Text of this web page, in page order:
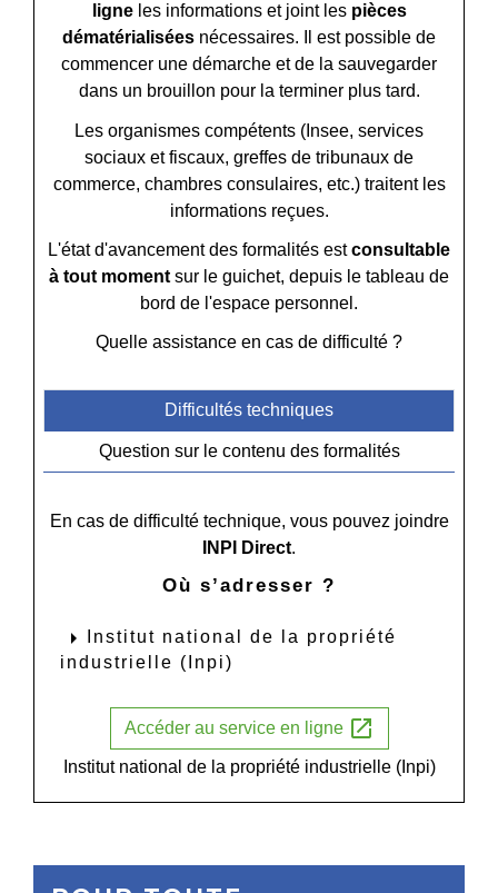
ligneles informations et joint les pièces
dématérialisées nécessaires. Il est possible de
commencer une démarche et de la sauvegarder
dans un brouillon pour la terminer plus tard.
Les organismes compétents (Insee, services
sociaux et fiscaux, greffes de tribunaux de
commerce, chambres consulaires, etc.) traitent les
informations reçues.
L'état d'avancement des formalités estconsultable
à tout moment sur le guichet, depuis le tableau de
bord de l'espace personnel.
Quelle assistance en cas de difficulté ?
Difficultés techniques
Question sur le contenu des formalités
En cas de difficulté technique, vous pouvez joindre
INPI Direct.
Où s’adresser ?
arrow_right
Institut national de la propriété
industrielle (Inpi)
Accéder au service en ligne open_in_new
Institut national de la propriété industrielle (Inpi)